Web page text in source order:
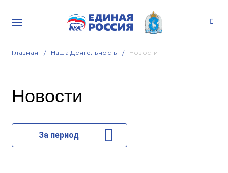
Главная Наша Деятельность Новости
Новости
За период